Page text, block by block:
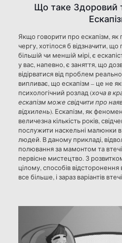
Що таке Здоровий
Якщо говорити про ескапізм,
чергу, хотілося б відзначити,
більшій чи меншій мірі, є
у вас, напевно, є заняття, що
відірватися від проблем
випливає, що ескапізм – це не
психологічний розлад (хоча в
ескапізм може свідчити про
відхилень). Ескапізм, як
величезна кількість років,
послужити наскельні малюнки
людей. В даному прикладі,
полювання за мамонтом та втечі
первісне мистецтво. З
цілому, способів відсторонення
все більше, і зараз варіантів